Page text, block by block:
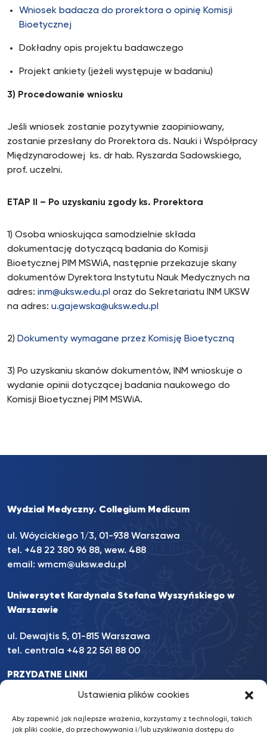
Ustawienia plików cookies
Aby zapewnić jak najlepsze wrażenia, korzystamy z technologii, takich
jak pliki cookie, do przechowywania i/lub uzyskiwania dostępu do
Wniosek badacza do prorektora o opinię Komisji
Bioetycznej
Dokładny opis projektu badawczego
Projekt ankiety (jeżeli występuje w badaniu)
3) Procedowanie wniosku
Jeśli wniosek zostanie pozytywnie zaopiniowany,
zostanie przesłany do Prorektora ds. Nauki i Współpracy
Międzynarodowej
ks. dr hab. Ryszarda Sadowskiego,
prof. uczelni.
ETAP II – Po uzyskaniu zgody ks. Prorektora
1) Osoba wnioskująca samodzielnie składa
dokumentację dotyczącą badania do Komisji
Bioetycznej PIM MSWiA, następnie przekazuje skany
dokumentów Dyrektora Instytutu Nauk Medycznych na
adres: inm@uksw.edu.pl oraz do Sekretariatu INM UKSW
na adres: u.gajewska@uksw.edu.pl
2) Dokumenty wymagane przez Komisję Bioetyczną
3) Po uzyskaniu skanów dokumentów, INM wnioskuje o
wydanie opinii dotyczącej badania naukowego do
Komisji Bioetycznej PIM MSWiA.
Wydział Medyczny. Collegium Medicum
ul. Wóycickiego 1/3, 01-938 Warszawa
tel. +48 22 380 96 88, wew. 488
email: wmcm@uksw.edu.pl
Uniwersytet Kardynała Stefana Wyszyńskiego w
Warszawie
ul. Dewajtis 5, 01-815 Warszawa
tel. centrala +48 22 561 88 00
PRZYDATNE LINKI